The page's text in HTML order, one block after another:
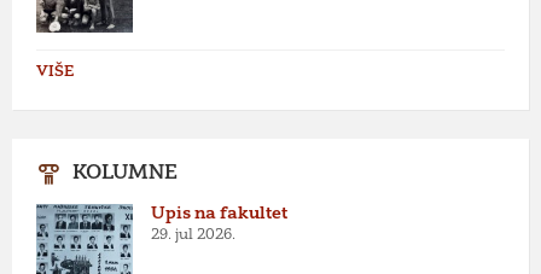
VIŠE
KOLUMNE
Upis na fakultet
29. jul 2026.